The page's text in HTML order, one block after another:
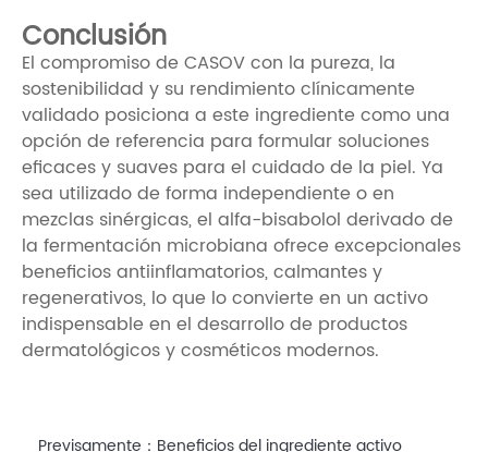
Conclusión
El compromiso de CASOV con la pureza, la
sostenibilidad y su rendimiento clínicamente
validado posiciona a este ingrediente como una
opción de referencia para formular soluciones
eficaces y suaves para el cuidado de la piel. Ya
sea utilizado de forma independiente o en
mezclas sinérgicas, el alfa-bisabolol derivado de
la fermentación microbiana ofrece excepcionales
beneficios antiinflamatorios, calmantes y
regenerativos, lo que lo convierte en un activo
indispensable en el desarrollo de productos
dermatológicos y cosméticos modernos.
Previsamente： Beneficios del ingrediente activo